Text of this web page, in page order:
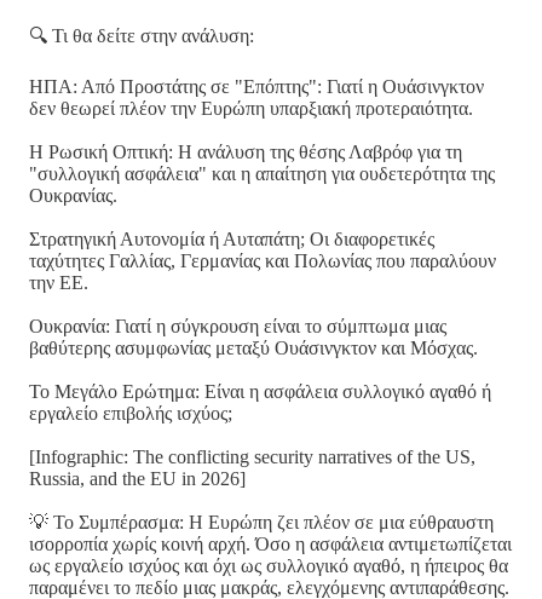
🔍 Τι θα δείτε στην ανάλυση:
ΗΠΑ: Από Προστάτης σε "Επόπτης": Γιατί η Ουάσινγκτον
δεν θεωρεί πλέον την Ευρώπη υπαρξιακή προτεραιότητα.
Η Ρωσική Οπτική: Η ανάλυση της θέσης Λαβρόφ για τη
"συλλογική ασφάλεια" και η απαίτηση για ουδετερότητα της
Ουκρανίας.
Στρατηγική Αυτονομία ή Αυταπάτη; Οι διαφορετικές
ταχύτητες Γαλλίας, Γερμανίας και Πολωνίας που παραλύουν
την ΕΕ.
Ουκρανία: Γιατί η σύγκρουση είναι το σύμπτωμα μιας
βαθύτερης ασυμφωνίας μεταξύ Ουάσινγκτον και Μόσχας.
Το Μεγάλο Ερώτημα: Είναι η ασφάλεια συλλογικό αγαθό ή
εργαλείο επιβολής ισχύος;
[Infographic: The conflicting security narratives of the US,
Russia, and the EU in 2026]
💡 Το Συμπέρασμα: Η Ευρώπη ζει πλέον σε μια εύθραυστη
ισορροπία χωρίς κοινή αρχή. Όσο η ασφάλεια αντιμετωπίζεται
ως εργαλείο ισχύος και όχι ως συλλογικό αγαθό, η ήπειρος θα
παραμένει το πεδίο μιας μακράς, ελεγχόμενης αντιπαράθεσης.